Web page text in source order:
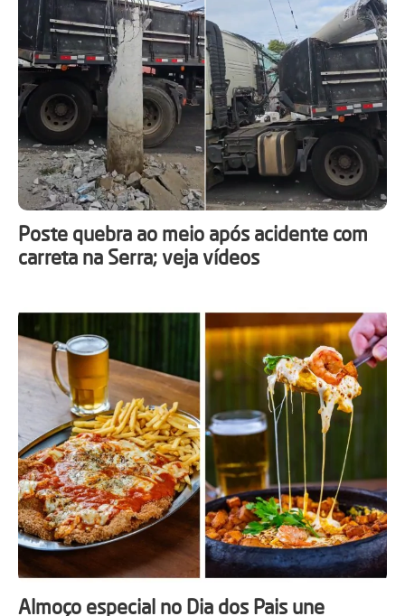
Poste quebra ao meio após acidente com
carreta na Serra; veja vídeos
Almoço especial no Dia dos Pais une